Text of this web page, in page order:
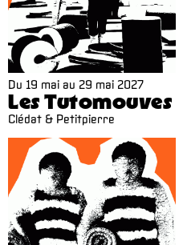
Du 19 mai au 29 mai 2027
Les Tutomouves
Clédat & Petitpierre